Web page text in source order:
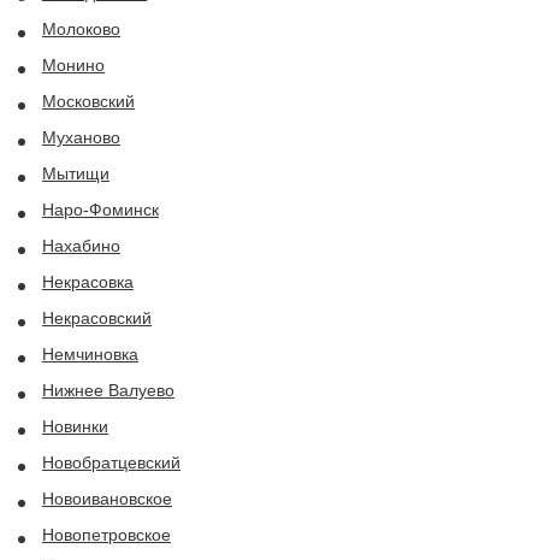
Молоково
Монино
Московский
Муханово
Мытищи
Наро-Фоминск
Нахабино
Некрасовка
Некрасовский
Немчиновка
Нижнее Валуево
Новинки
Новобратцевский
Новоивановское
Новопетровское